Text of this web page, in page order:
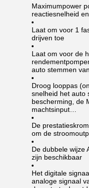
Maximumpower
reactiesnelheid
Laat om voor 1
drijven toe
Laat om voor de
auto stemmen
Droog looppas
snelheid het auto
bescherming, de
machtsinput…
De
om de
De dubbele wijze
zijn beschikbaar
Het digitale
analoge signaal